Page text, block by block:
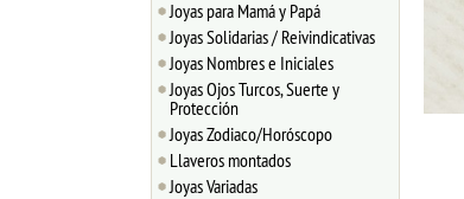
Joyas para Mamá y Papá
Joyas Solidarias / Reivindicativas
Joyas Nombres e Iniciales
Joyas Ojos Turcos, Suerte y
Protección
Joyas Zodiaco/Horóscopo
Llaveros montados
Joyas Variadas